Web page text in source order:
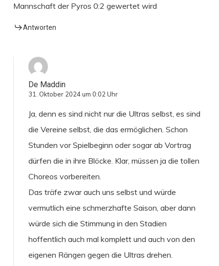
Mannschaft der Pyros 0:2 gewertet wird
Antworten
De Maddin
31. Oktober 2024 um 0:02 Uhr
Ja, denn es sind nicht nur die Ultras selbst, es sind
die Vereine selbst, die das ermöglichen. Schon
Stunden vor Spielbeginn oder sogar ab Vortrag
dürfen die in ihre Blöcke. Klar, müssen ja die tollen
Choreos vorbereiten.
Das träfe zwar auch uns selbst und würde
vermutlich eine schmerzhafte Saison, aber dann
würde sich die Stimmung in den Stadien
hoffentlich auch mal komplett und auch von den
eigenen Rängen gegen die Ultras drehen.